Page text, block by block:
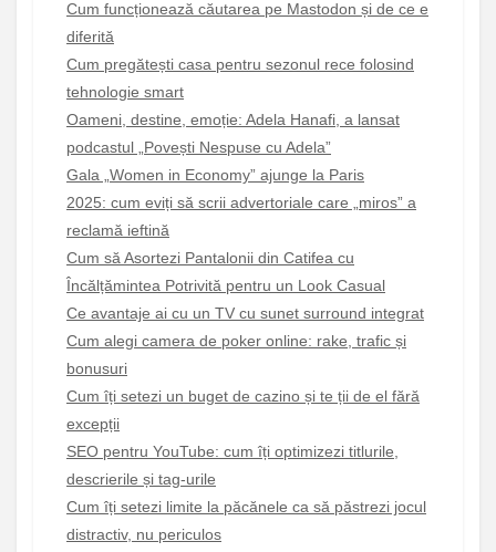
Cum funcționează căutarea pe Mastodon și de ce e
diferită
Cum pregătești casa pentru sezonul rece folosind
tehnologie smart
Oameni, destine, emoție: Adela Hanafi, a lansat
podcastul „Povești Nespuse cu Adela”
Gala „Women in Economy” ajunge la Paris
2025: cum eviți să scrii advertoriale care „miros” a
reclamă ieftină
Cum să Asortezi Pantalonii din Catifea cu
Încălțămintea Potrivită pentru un Look Casual
Ce avantaje ai cu un TV cu sunet surround integrat
Cum alegi camera de poker online: rake, trafic și
bonusuri
Cum îți setezi un buget de cazino și te ții de el fără
excepții
SEO pentru YouTube: cum îți optimizezi titlurile,
descrierile și tag-urile
Cum îți setezi limite la păcănele ca să păstrezi jocul
distractiv, nu periculos